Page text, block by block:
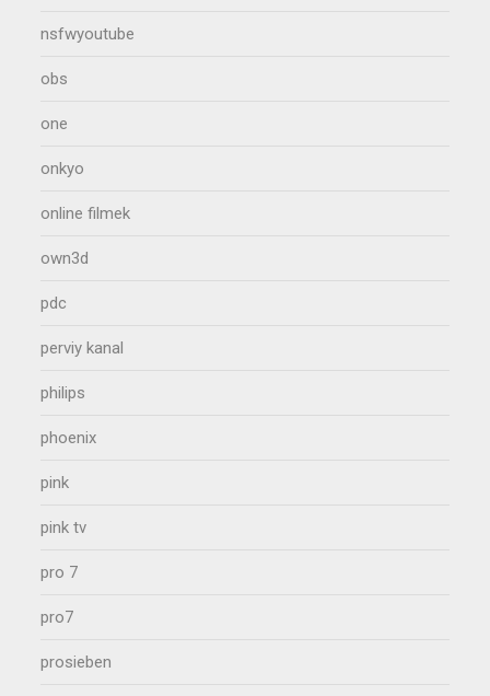
nsfwyoutube
obs
one
onkyo
online filmek
own3d
pdc
perviy kanal
philips
phoenix
pink
pink tv
pro 7
pro7
prosieben